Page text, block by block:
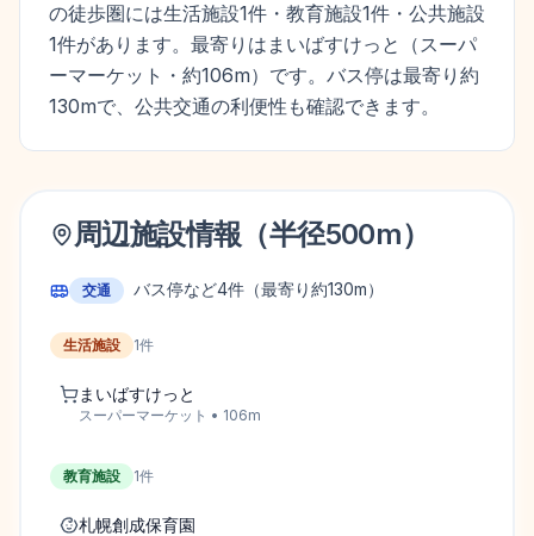
の徒歩圏には生活施設1件・教育施設1件・公共施設
1件があります。最寄りはまいばすけっと（スーパ
ーマーケット・約106m）です。バス停は最寄り約
130mで、公共交通の利便性も確認できます。
周辺施設情報（半径500m）
交通 バス停など4件 （最寄り約130m）
生活施設 1件
まいばすけっと
スーパーマーケット • 106m
教育施設 1件
札幌創成保育園